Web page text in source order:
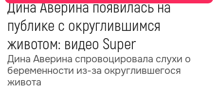
Дина Аверина появилась на
публике с округлившимся
животом: видео Super
Дина Аверина cпровоцировала слухи о
беременности из-за округлившегося
живота